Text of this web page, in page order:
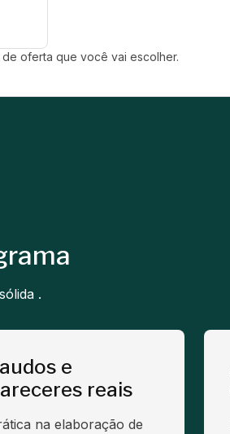
oferta que você vai escolher.
.
e
reais
na elaboração de